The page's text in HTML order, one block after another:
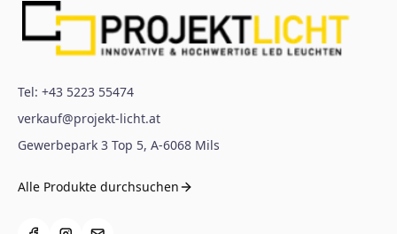
Tel: +43 5223 55474
verkauf@projekt-licht.at
Gewerbepark 3 Top 5, A-6068 Mils
Alle Produkte durchsuchen